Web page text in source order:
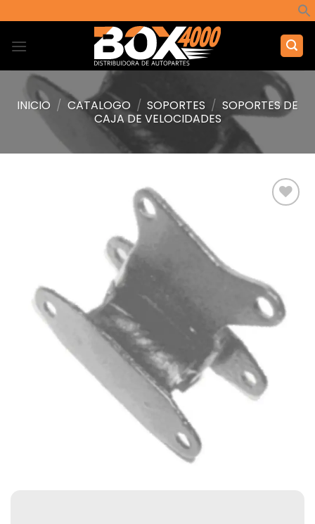
al
contenido
INICIO / CATALOGO / SOPORTES / SOPORTES DE
CAJA DE VELOCIDADES